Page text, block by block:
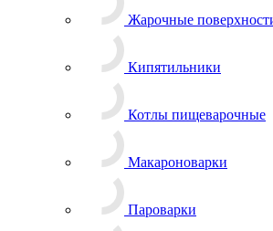
Жарочные
Кипятильники
Котлы пищеварочные
Макароноварки
Пароварки